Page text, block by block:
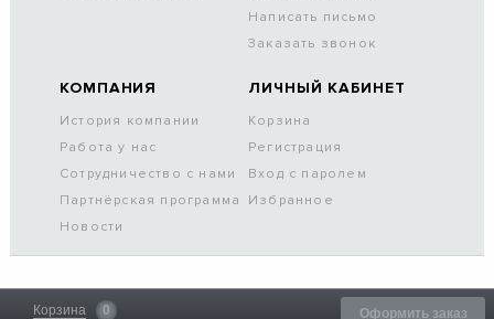
Написать письмо
Заказать звонок
КОМПАНИЯ
История компании
Работа у нас
Сотрудничество с нами
Партнёрская программа
Новости
ЛИЧНЫЙ КАБИНЕТ
Корзина
Регистрация
Вход с паролем
Избранное
Корзина 0 Оформить заказ